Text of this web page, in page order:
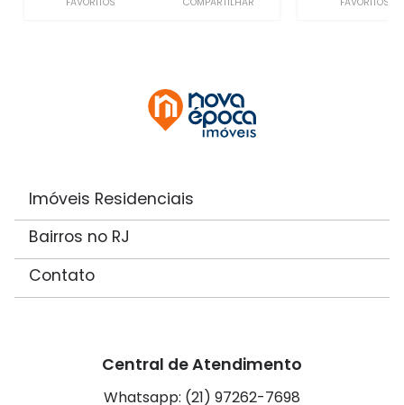
Imóveis Residenciais
Bairros no RJ
Contato
Central de Atendimento
Whatsapp: (21) 97262-7698